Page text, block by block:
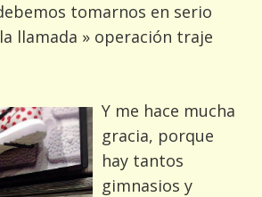
tomarnos en serio
llamada » operación traje
Y me hace mucha
gracia, porque
hay tantos
gimnasios y